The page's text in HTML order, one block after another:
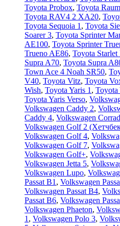
Toyota Probox, Toyota
Toyota RAV4 2 XA20,
Toyota Sequoia 1 , Toyota
Soarer 3, Toyota Sprinter
AE100, Toyota Sprinter
Trueno AE86, Toyota Starlet
Supra A70, Toyota Supra
Town Ace 4 Noah SR50,
V40, Toyota Vitz, Toyota
Wish, Toyota Yaris 1 , Toyota
Toyota Yaris Verso,
Volkswagen Caddy 2,
Caddy 4, Volkswagen
Volkswagen Golf 2
Volkswagen Golf 4,
Volkswagen Golf 7,
Volkswagen Golf+,
Volkswagen Jetta 5,
Volkswagen Lupo,
Passat B1 , Volkswagen
Volkswagen Passat B4,
Passat B6, Volkswagen
Volkswagen Phaeton,
1 , Volkswagen Polo 3,